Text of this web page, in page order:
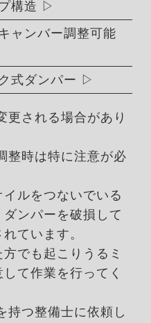
構造
ャンバー調整可能
式ダンパー
される場合があり
整時は特に注意が必
ルをつないでいる
ンパーを破損して
ています。
でも起こりうるミ
て作業を行ってく
つ整備士に依頼し